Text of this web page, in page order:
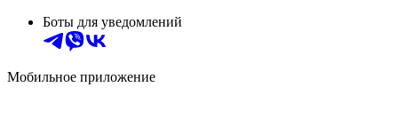
Боты для уведомлений
Мобильное приложение